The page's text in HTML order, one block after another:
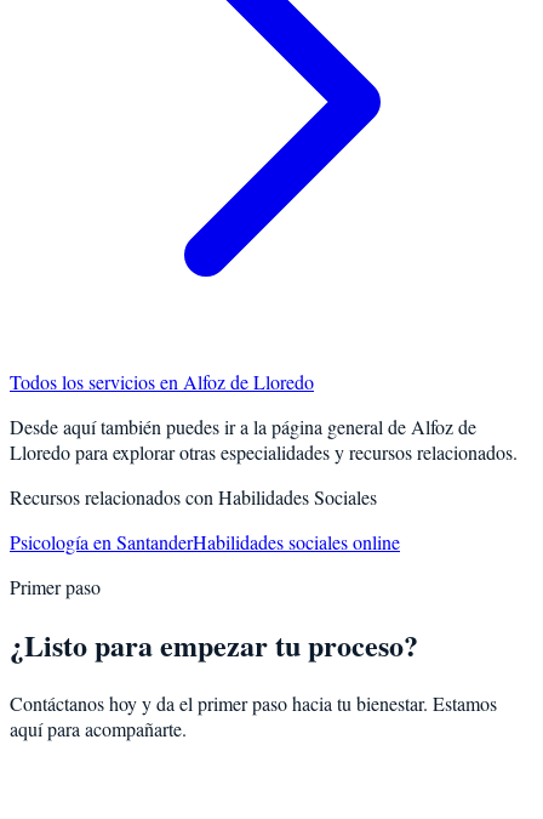
Todos los servicios en Alfoz de Lloredo
Desde aquí también puedes ir a la página general de Alfoz de
Lloredopara explorar otras especialidades y recursos relacionados.
Recursos relacionados con Habilidades Sociales
Psicología en SantanderHabilidades sociales online
Primer paso
¿Listo para empezar tu proceso?
Contáctanos hoy y da el primer paso hacia tu bienestar. Estamos
aquí para acompañarte.